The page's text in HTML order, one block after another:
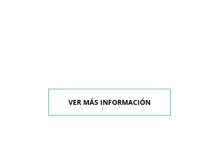
VER MÁS INFORMACIÓN